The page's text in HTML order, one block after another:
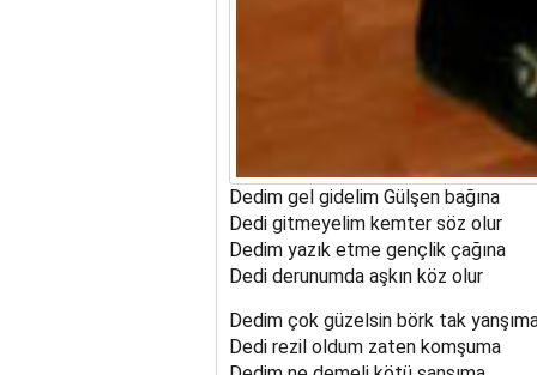
Dedim gel gidelim Gülşen bağına
Dedi gitmeyelim kemter söz olur
Dedim yazık etme gençlik çağına
Dedi derunumda aşkın köz olur
Dedim çok güzelsin börk tak
Dedi rezil oldum zaten komşuma